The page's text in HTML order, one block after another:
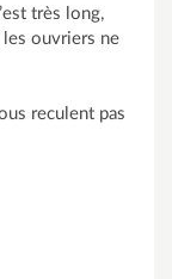
très long,
les ouvriers ne
reculent pas